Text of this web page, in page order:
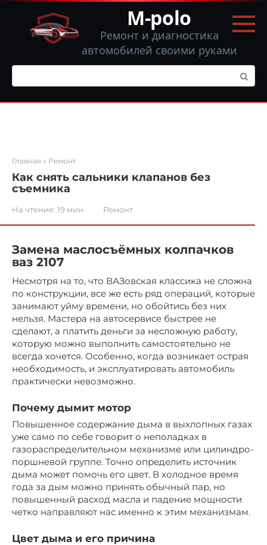
Перейти
контенту
M-polo
Ремонт и диагностика
автомобилей своими руками
Поиск:
Главная » Ремонт
Как снять сальники клапанов без
съемника
На чтение: 19 мин Ремонт
Замена маслосъёмных колпачков
ваз 2107
Несмотря на то, что ВАЗовская классика не сложна
по конструкции, все же есть ряд операций, которые
занимают уйму времени, но обойтись без них
нельзя. Мастера на автосервисе быстрее не
сделают, а платить деньги за несложную работу,
которую можно выполнить самостоятельно не
всегда хочется. Особенно, когда возникает острая
необходимость, и эксплуатировать автомобиль
практически невозможно.
Почему дымит мотор
Повышенное содержание дыма в выхлопных газах
уже само по себе говорит о неполадках в
газораспределительном механизме или цилиндро-
поршневой группе. Точно определить источник
дыма может помочь его цвет. В холодное время
года за дым можно принять обычный пар, но
повышенный расход масла и падение мощности
четко направляют нас именно к этим механизмам.
Цвет дыма и его причина